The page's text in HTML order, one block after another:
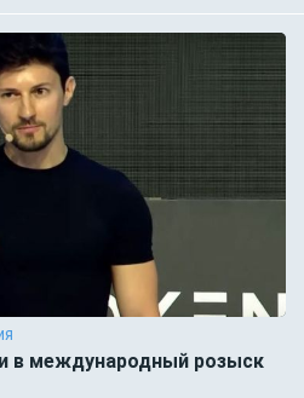
в международный розыск